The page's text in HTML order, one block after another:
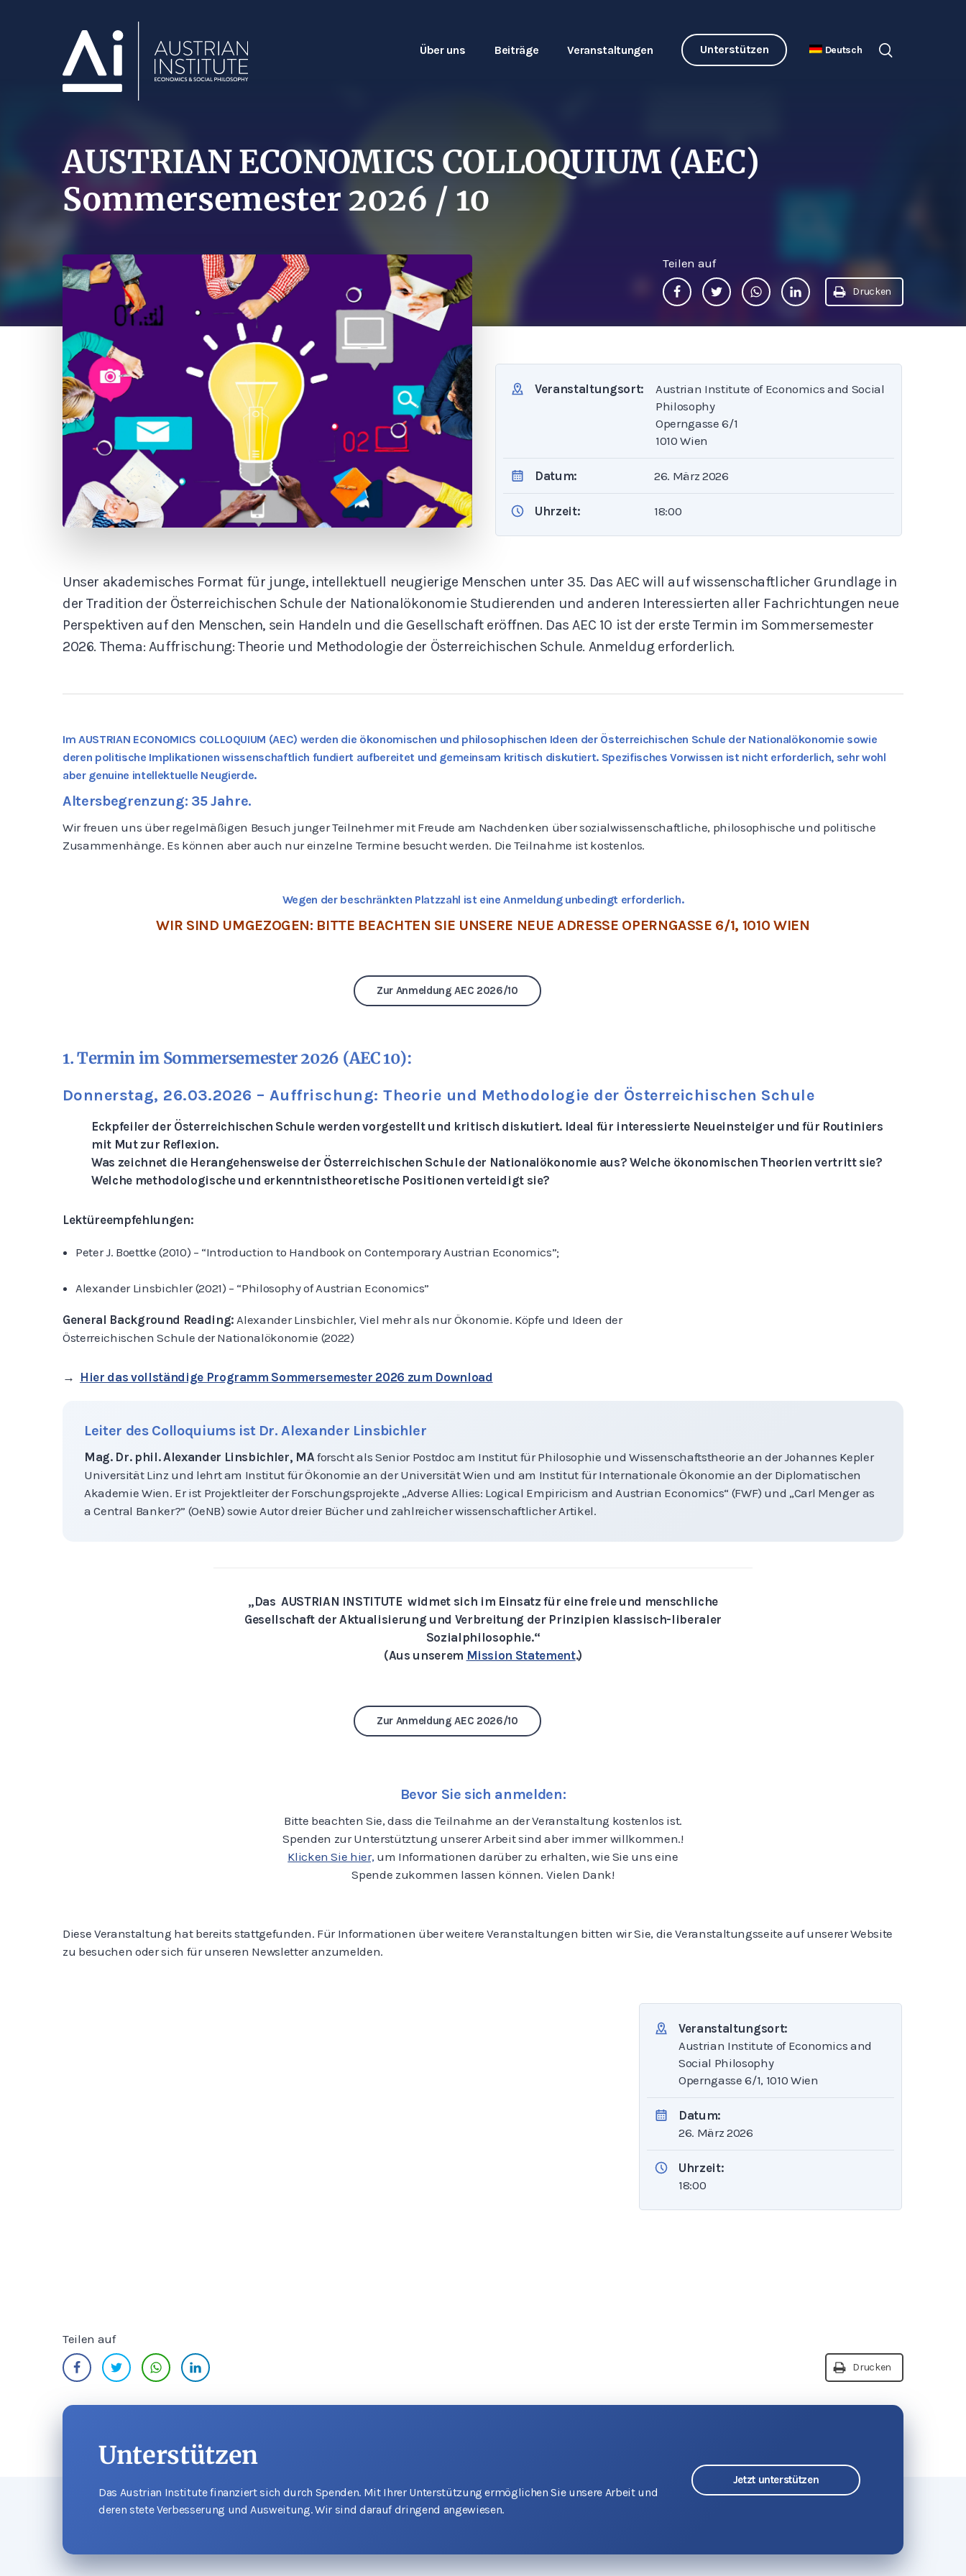
Über uns Beiträge Veranstaltungen Unterstützen Deutsch
AUSTRIAN ECONOMICS COLLOQUIUM (AEC)
Sommersemester 2026 / 10
Teilen auf
Drucken
Veranstaltungsort:
Austrian Institute of Economics and Social
Philosophy
Operngasse 6/1
1010 Wien
Datum: 26. März 2026
Uhrzeit: 18:00
Unser akademisches Format für junge, intellektuell neugierige Menschen unter 35. Das AEC will auf wissenschaftlicher Grundlage in
der Tradition der Österreichischen Schule der Nationalökonomie Studierenden und anderen Interessierten aller Fachrichtungen neue
Perspektiven auf den Menschen, sein Handeln und die Gesellschaft eröffnen. Das AEC 10 ist der erste Termin im Sommersemester
2026. Thema: Auffrischung: Theorie und Methodologie der Österreichischen Schule. Anmeldug erforderlich.
Im AUSTRIAN ECONOMICS COLLOQUIUM (AEC) werden die ökonomischen und philosophischen Ideen der Österreichischen Schule der Nationalökonomie sowie
deren politische Implikationen wissenschaftlich fundiert aufbereitet und gemeinsam kritisch diskutiert. Spezifisches Vorwissen ist nicht erforderlich, sehr wohl
aber genuine intellektuelle Neugierde.
Altersbegrenzung: 35 Jahre.
Wir freuen uns über regelmäßigen Besuch junger Teilnehmer mit Freude am Nachdenken über sozialwissenschaftliche, philosophische und politische
Zusammenhänge. Es können aber auch nur einzelne Termine besucht werden. Die Teilnahme ist kostenlos.
Wegen der beschränkten Platzzahl ist eine Anmeldung unbedingt erforderlich.
WIR SIND UMGEZOGEN: BITTE BEACHTEN SIE UNSERE NEUE ADRESSE OPERNGASSE 6/1, 1010 WIEN
Zur Anmeldung AEC 2026/10
1. Termin im Sommersemester 2026 (AEC 10):
Donnerstag, 26.03.2026 –Auffrischung: Theorie und Methodologie der Österreichischen Schule
Eckpfeiler der Österreichischen Schule werden vorgestellt und kritisch diskutiert. Ideal für interessierte Neueinsteiger und für Routiniers
mit Mut zur Reflexion.
Was zeichnet die Herangehensweise der Österreichischen Schule der Nationalökonomie aus? Welche ökonomischen Theorien vertritt sie?
Welche methodologische und erkenntnistheoretische Positionen verteidigt sie?
Lektüreempfehlungen:
Peter J. Boettke (2010) – “Introduction to Handbook on Contemporary Austrian Economics”;
Alexander Linsbichler (2021) – “Philosophy of Austrian Economics”
General Background Reading: Alexander Linsbichler, Viel mehr als nur Ökonomie. Köpfe und Ideen der
Österreichischen Schule der Nationalökonomie (2022)
→ Hier das vollständige Programm Sommersemester 2026 zum Download
Leiter des Colloquiums ist Dr. Alexander Linsbichler
Mag. Dr. phil. Alexander Linsbichler, MAforscht als Senior Postdoc am Institut für Philosophie und Wissenschaftstheorie an der Johannes Kepler
Universität Linz und lehrt am Institut für Ökonomie an der Universität Wien und am Institut für Internationale Ökonomie an der Diplomatischen
Akademie Wien. Er ist Projektleiter der Forschungsprojekte „Adverse Allies: Logical Empiricism and Austrian Economics“ (FWF) und „Carl Menger as
a Central Banker?” (OeNB) sowie Autor dreier Bücher und zahlreicher wissenschaftlicher Artikel.
„Das AUSTRIAN INSTITUTE widmet sich im Einsatz für eine freie und menschliche
Gesellschaft der Aktualisierung und Verbreitung der Prinzipien klassisch-liberaler
Sozialphilosophie.“
(Aus unserem Mission Statement.)
Zur Anmeldung AEC 2026/10
Bevor Sie sich anmelden:
Bitte beachten Sie, dass die Teilnahme an der Veranstaltung kostenlos ist.
Spenden zur Unterstütztung unserer Arbeit sind aber immer willkommen.!
Klicken Sie hier, um Informationen darüber zu erhalten, wie Sie uns eine
Spende zukommen lassen können. Vielen Dank!
Diese Veranstaltung hat bereits stattgefunden. Für Informationen über weitere Veranstaltungen bitten wir Sie, die Veranstaltungsseite auf unserer Website
zu besuchen oder sich für unseren Newsletter anzumelden.
Veranstaltungsort:
Austrian Institute of Economics and
Social Philosophy
Operngasse 6/1, 1010 Wien
Datum:
26. März 2026
Uhrzeit:
18:00
Teilen auf
Drucken
Unterstützen
Das Austrian Institute finanziert sich durch Spenden. Mit Ihrer Unterstützung ermöglichen Sie unsere Arbeit und
deren stete Verbesserung und Ausweitung. Wir sind darauf dringend angewiesen.
Jetzt unterstützen